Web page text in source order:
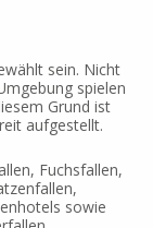
sein. Nicht
spielen
Grund ist
aufgestellt.
Fuchsfallen,
sowie